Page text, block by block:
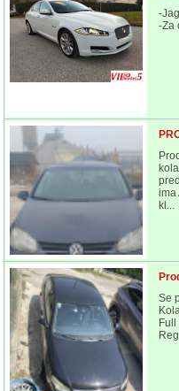
-
-Za
ima
kl...
Se